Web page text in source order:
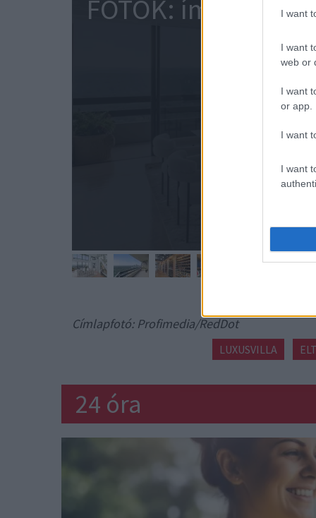
I want
I want
web or
I want
or app.
I want
I want
FOTÓK: íme Elton
Címlapfotó: Profimedia/RedDot
LUXUSVILLA
24 óra